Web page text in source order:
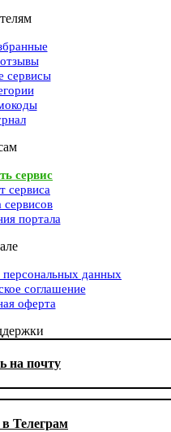
сервисы
сервис
сервиса
сервисов
портала
данных
соглашение
оферта
на почту
Телеграм